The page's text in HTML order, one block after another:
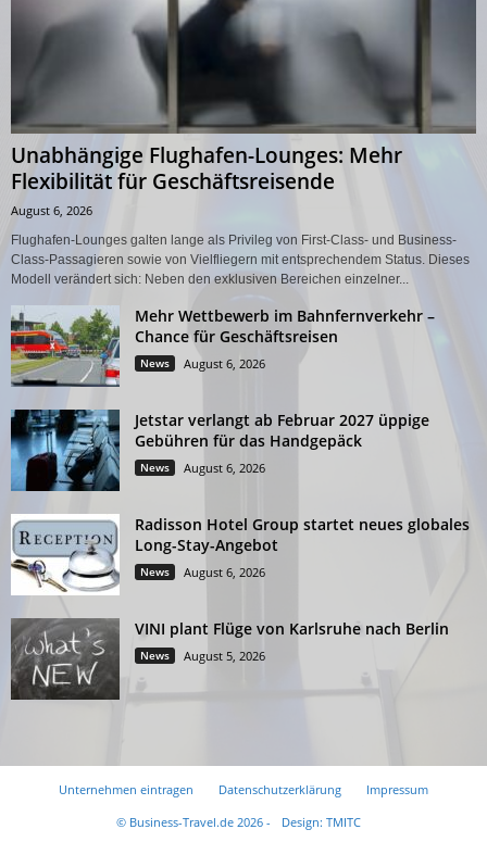
Unabhängige Flughafen-Lounges: Mehr
Flexibilität für Geschäftsreisende
August 6, 2026
Flughafen-Lounges galten lange als Privileg von First-Class- und Business-
Class-Passagieren sowie von Vielfliegern mit entsprechendem Status. Dieses
Modell verändert sich: Neben den exklusiven Bereichen einzelner...
Mehr Wettbewerb im Bahnfernverkehr –
Chance für Geschäftsreisen
News August 6, 2026
Jetstar verlangt ab Februar 2027 üppige
Gebühren für das Handgepäck
News August 6, 2026
Radisson Hotel Group startet neues globales
Long-Stay-Angebot
News August 6, 2026
VINI plant Flüge von Karlsruhe nach Berlin
News August 5, 2026
Unternehmen eintragen Datenschutzerklärung
Impressum
© Business-Travel.de 2026 -
Design: TMITC